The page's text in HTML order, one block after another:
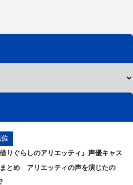
位
借りぐらしのアリエッティ』声優キャス
まとめ アリエッティの声を演じたの